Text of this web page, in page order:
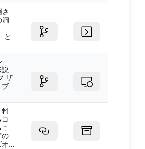
洞
と
ザ
ブ
料
の
オ...